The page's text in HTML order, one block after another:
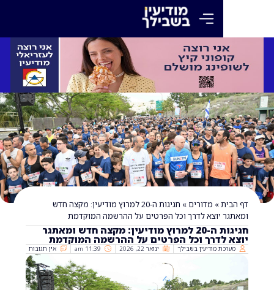
»מדורים »
חגיגות ה-20 למרוץ מודיעין: מקצה חדש
יוצא לדרך וכל הפרטים על ההרשמה המוקדמת
חגיגות ה-20 למרוץ מודיעין: מקצה חדש ומאתגר
וכל הפרטים על ההרשמה המוקדמת
מודיעין בשבילך ינואר 22, 2026 11:39 am אין תגובות